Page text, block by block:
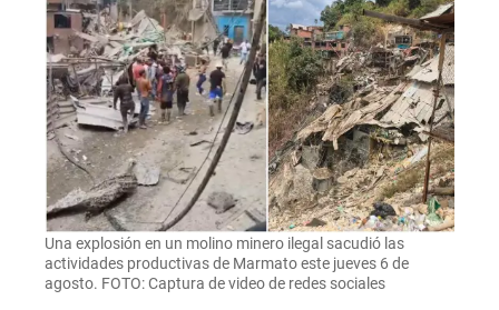
Una explosión en un molino minero ilegal sacudió las
actividades productivas de Marmato este jueves 6 de
agosto. FOTO: Captura de video de redes sociales